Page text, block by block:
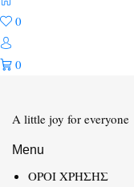
0
0
A little joy for everyone
Menu
ΟΡΟΙ ΧΡΗΣΗΣ